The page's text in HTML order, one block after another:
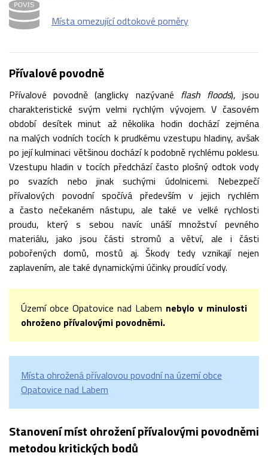
Místa omezující odtokové poměry
Přívalové povodně
Přívalové povodně (anglicky nazývané flash floods), jsou
charakteristické svým velmi rychlým vývojem. V časovém
období desítek minut až několika hodin dochází zejména
na malých vodních tocích k prudkému vzestupu hladiny, avšak
po její kulminaci většinou dochází k podobně rychlému poklesu.
Vzestupu hladin v tocích předchází často plošný odtok vody
po svazích nebo jinak suchými údolnicemi. Nebezpečí
přívalových povodní spočívá především v jejich rychlém
a často nečekaném nástupu, ale také ve velké rychlosti
proudu, který s sebou navíc unáší množství pevného
materiálu, jako jsou části stromů a větví, ale i části
pobořených domů, mostů aj. Škody tedy vznikají nejen
zaplavením, ale také dynamickými účinky proudící vody.
Území obce Opatovice nad Labem nebylo v minulosti
ohroženo přívalovými povodněmi.
Místa ohrožená přívalovou povodní na území obce
Opatovice nad Labem
Stanovení míst ohrožení přívalovými povodněmi
metodou kritických bodů